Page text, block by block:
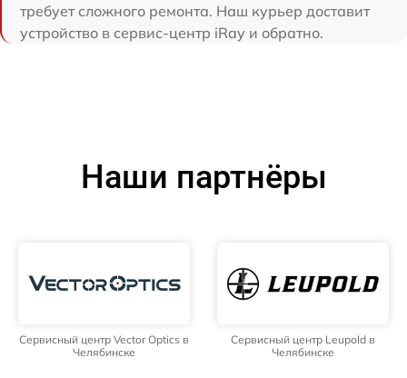
требует сложного ремонта. Наш курьер доставит
устройство в сервис-центр iRay и обратно.
Наши партнёры
Сервисный центр Vector Optics в
Челябинске
Сервисный центр Leupold в
Челябинске